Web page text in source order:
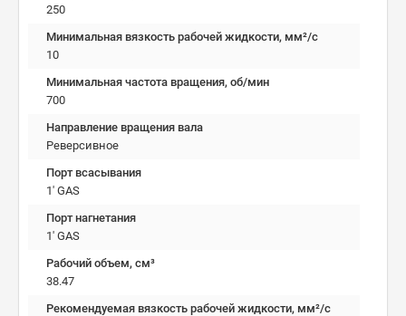
250
Минимальная вязкость рабочей жидкости, мм²/c
10
Минимальная частота вращения, об/мин
700
Направление вращения вала
Реверсивное
Порт всасывания
1' GAS
Порт нагнетания
1' GAS
Рабочий объем, см³
38.47
Рекомендуемая вязкость рабочей жидкости, мм²/с